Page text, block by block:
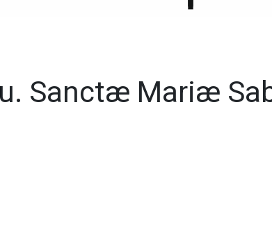
Sanctæ Mariæ